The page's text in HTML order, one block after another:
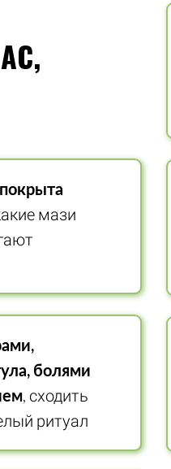
мази
болями
, сходить
ритуал